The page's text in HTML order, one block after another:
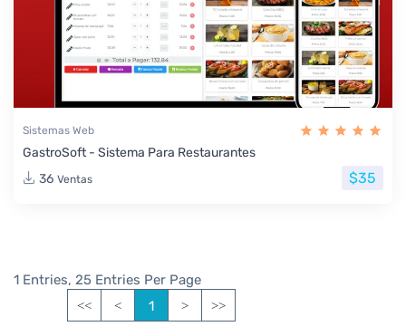
Sistemas Web
GastroSoft - Sistema Para Restaurantes
36 Ventas $35
1 Entries, 25 Entries Per Page
<< < 1 > >>